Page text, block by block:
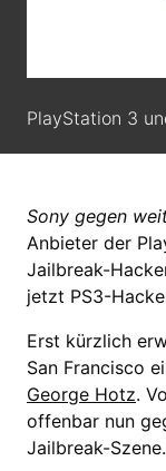
PlayStation 3
Sony gegen
Anbieter der
Jailbreak-
jetzt PS3-
Erst kürzlich
San Francisco
George Hotz.
offenbar nun
Jailbreak-Szene.